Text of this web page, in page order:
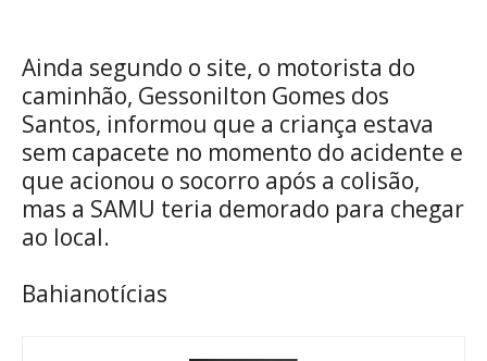
Ainda segundo o site, o motorista do
caminhão, Gessonilton Gomes dos
Santos, informou que a criança estava
sem capacete no momento do acidente e
que acionou o socorro após a colisão,
mas a SAMU teria demorado para chegar
ao local.
Bahianotícias